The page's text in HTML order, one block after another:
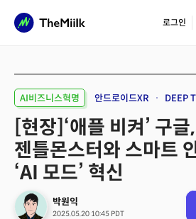
로그인
AI비즈니스혁명 안드로이드XR DEEP
[현장]‘애플 비켜’ 구글,
젠틀몬스터와 스마트
‘AI 모드’ 혁신
박원익
2025.05.20 10:45 PDT